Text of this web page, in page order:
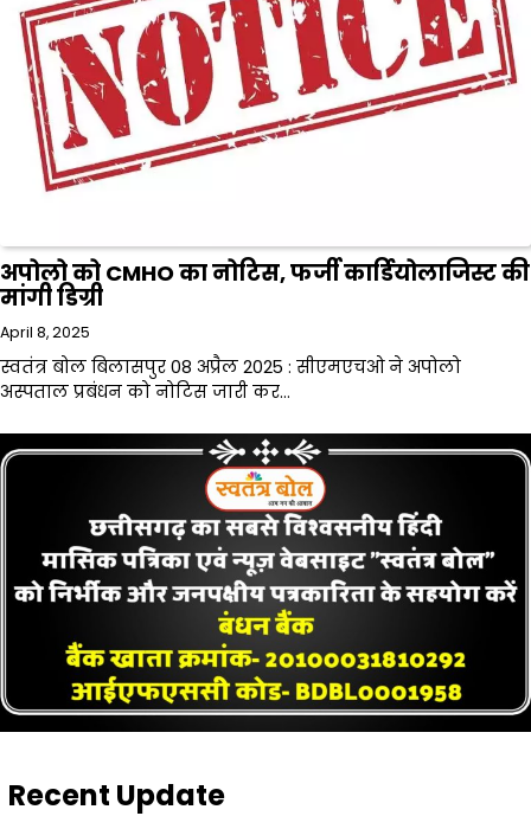
अपोलो को CMHO का नोटिस, फर्जी कार्डियोलाजिस्ट की
मांगी डिग्री
April 8, 2025
स्वतंत्र बोल बिलासपुर 08 अप्रैल 2025 : सीएमएचओ ने अपोलो
अस्पताल प्रबंधन को नोटिस जारी कर…
Recent Update